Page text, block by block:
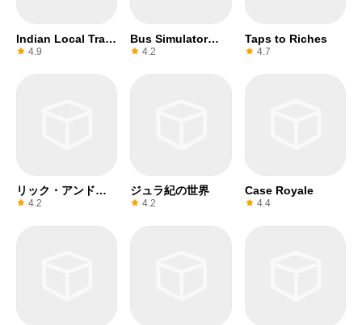
Indian Local Train
Simulator
4.9
Bus Simulator
2017
4.2
Taps to Riches
4.7
リック・アンド・
モーティ
4.2
ジュラ紀の世界
4.2
Case Royale
4.4